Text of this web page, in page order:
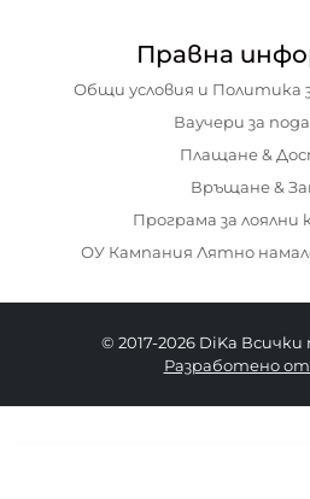
Правна
Общи условия и Политика
Ваучери за
Плащане &
Връщане &
Програма за
ОУ Кампания Лятно
© 2017-2026 DiKa Всички
Разработено от